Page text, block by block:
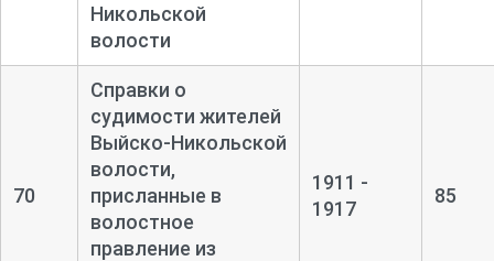
Никольской
волости
70
Справки о
судимости жителей
Выйско-Никольской
волости,
присланные в
волостное
правление из
1911 -
1917
85